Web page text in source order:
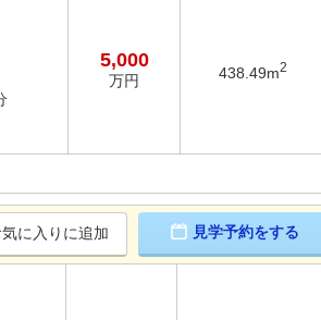
5,000
万円 438.49m2
気に入りに追加 見学予約をする